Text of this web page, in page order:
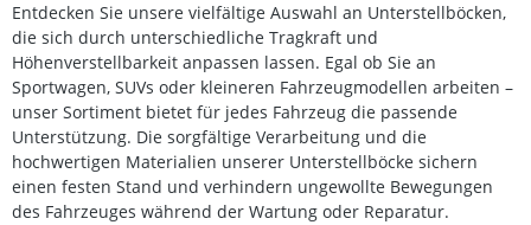
Entdecken Sie unsere vielfältige Auswahl an Unterstellböcken,
die sich durch unterschiedliche Tragkraft und
Höhenverstellbarkeit anpassen lassen. Egal ob Sie an
Sportwagen, SUVs oder kleineren Fahrzeugmodellen arbeiten –
unser Sortiment bietet für jedes Fahrzeug die passende
Unterstützung. Die sorgfältige Verarbeitung und die
hochwertigen Materialien unserer Unterstellböcke sichern
einen festen Stand und verhindern ungewollte Bewegungen
des Fahrzeuges während der Wartung oder Reparatur.